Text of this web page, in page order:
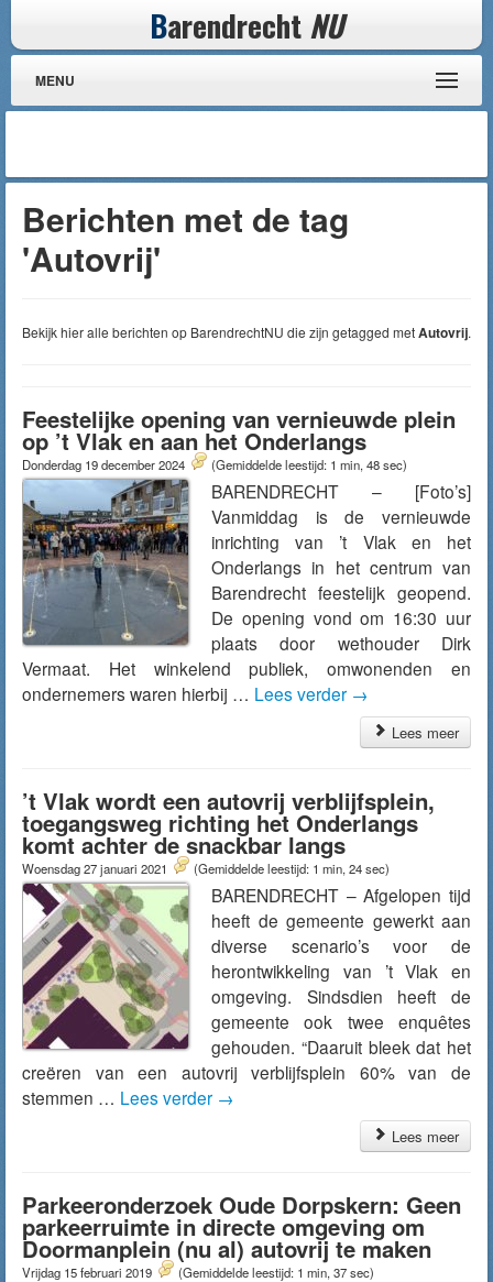
Barendrecht NU
MENU
Berichten met de tag
'Autovrij'
Bekijk hier alle berichten op BarendrechtNU die zijn getagged metAutovrij.
Feestelijke opening van vernieuwde plein
op ’t Vlak en aan het Onderlangs
Donderdag 19 december 2024 (Gemiddelde leestijd: 1 min, 48 sec)
BARENDRECHT – [Foto’s]
Vanmiddag is de vernieuwde
inrichting van ’t Vlak en het
Onderlangs in het centrum van
Barendrecht feestelijk geopend.
De opening vond om 16:30 uur
plaats door wethouder Dirk
Vermaat. Het winkelend publiek, omwonenden en
ondernemers waren hierbij … Lees verder →
Lees meer
’t Vlak wordt een autovrij verblijfsplein,
toegangsweg richting het Onderlangs
komt achter de snackbar langs
Woensdag 27 januari 2021 (Gemiddelde leestijd: 1 min, 24 sec)
BARENDRECHT – Afgelopen tijd
heeft de gemeente gewerkt aan
diverse scenario’s voor de
herontwikkeling van ’t Vlak en
omgeving. Sindsdien heeft de
gemeente ook twee enquêtes
gehouden. “Daaruit bleek dat het
creëren van een autovrij verblijfsplein 60% van de
stemmen … Lees verder →
Lees meer
Parkeeronderzoek Oude Dorpskern: Geen
parkeerruimte in directe omgeving om
Doormanplein (nu al) autovrij te maken
Vrijdag 15 februari 2019 (Gemiddelde leestijd: 1 min, 37 sec)